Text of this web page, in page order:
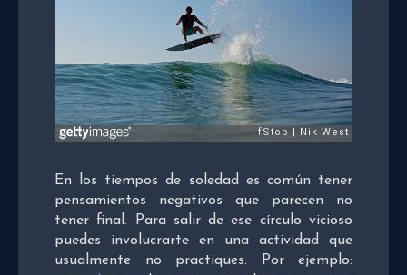
En los tiempos de soledad es común tener
pensamientos negativos que parecen no
tener final. Para salir de ese círculo vicioso
puedes involucrarte en una actividad que
usualmente no practiques. Por ejemplo: